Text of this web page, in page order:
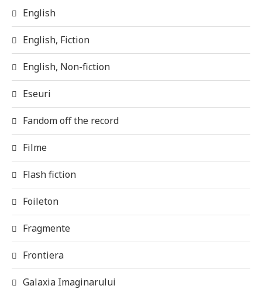
English
English, Fiction
English, Non-fiction
Eseuri
Fandom off the record
Filme
Flash fiction
Foileton
Fragmente
Frontiera
Galaxia Imaginarului